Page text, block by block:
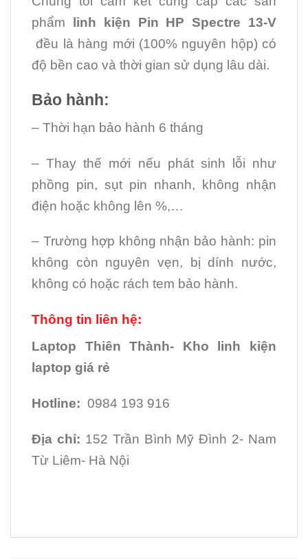
phẩm
linh kiện Pin HP Spectre 13-V
đều là hàng mới (100% nguyên hộp) có
độ bền cao và thời gian sử dụng lâu dài.
Bảo hành:
– Thời hạn bảo hành 6 tháng
– Thay thế mới nếu phát sinh lỗi như
phồng pin, sụt pin nhanh, không nhận
điện hoặc không lên %,…
– Trường hợp không nhận bảo hành: pin
không còn nguyên vẹn, bị dính nước,
không có hoặc rách tem bảo hành.
Thông tin liên hệ:
Laptop Thiên Thành- Kho linh kiện
laptop giá rẻ
Hotline: 0984 193 916
Địa chỉ: 152 Trần Bình Mỹ Đình 2- Nam
Từ Liêm- Hà Nội